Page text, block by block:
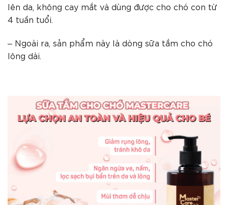
lên da, không cay mắt và dùng được cho chó con từ
4 tuần tuổi.
– Ngoài ra, sản phẩm này là dòng sữa tắm cho chó
lông dài.